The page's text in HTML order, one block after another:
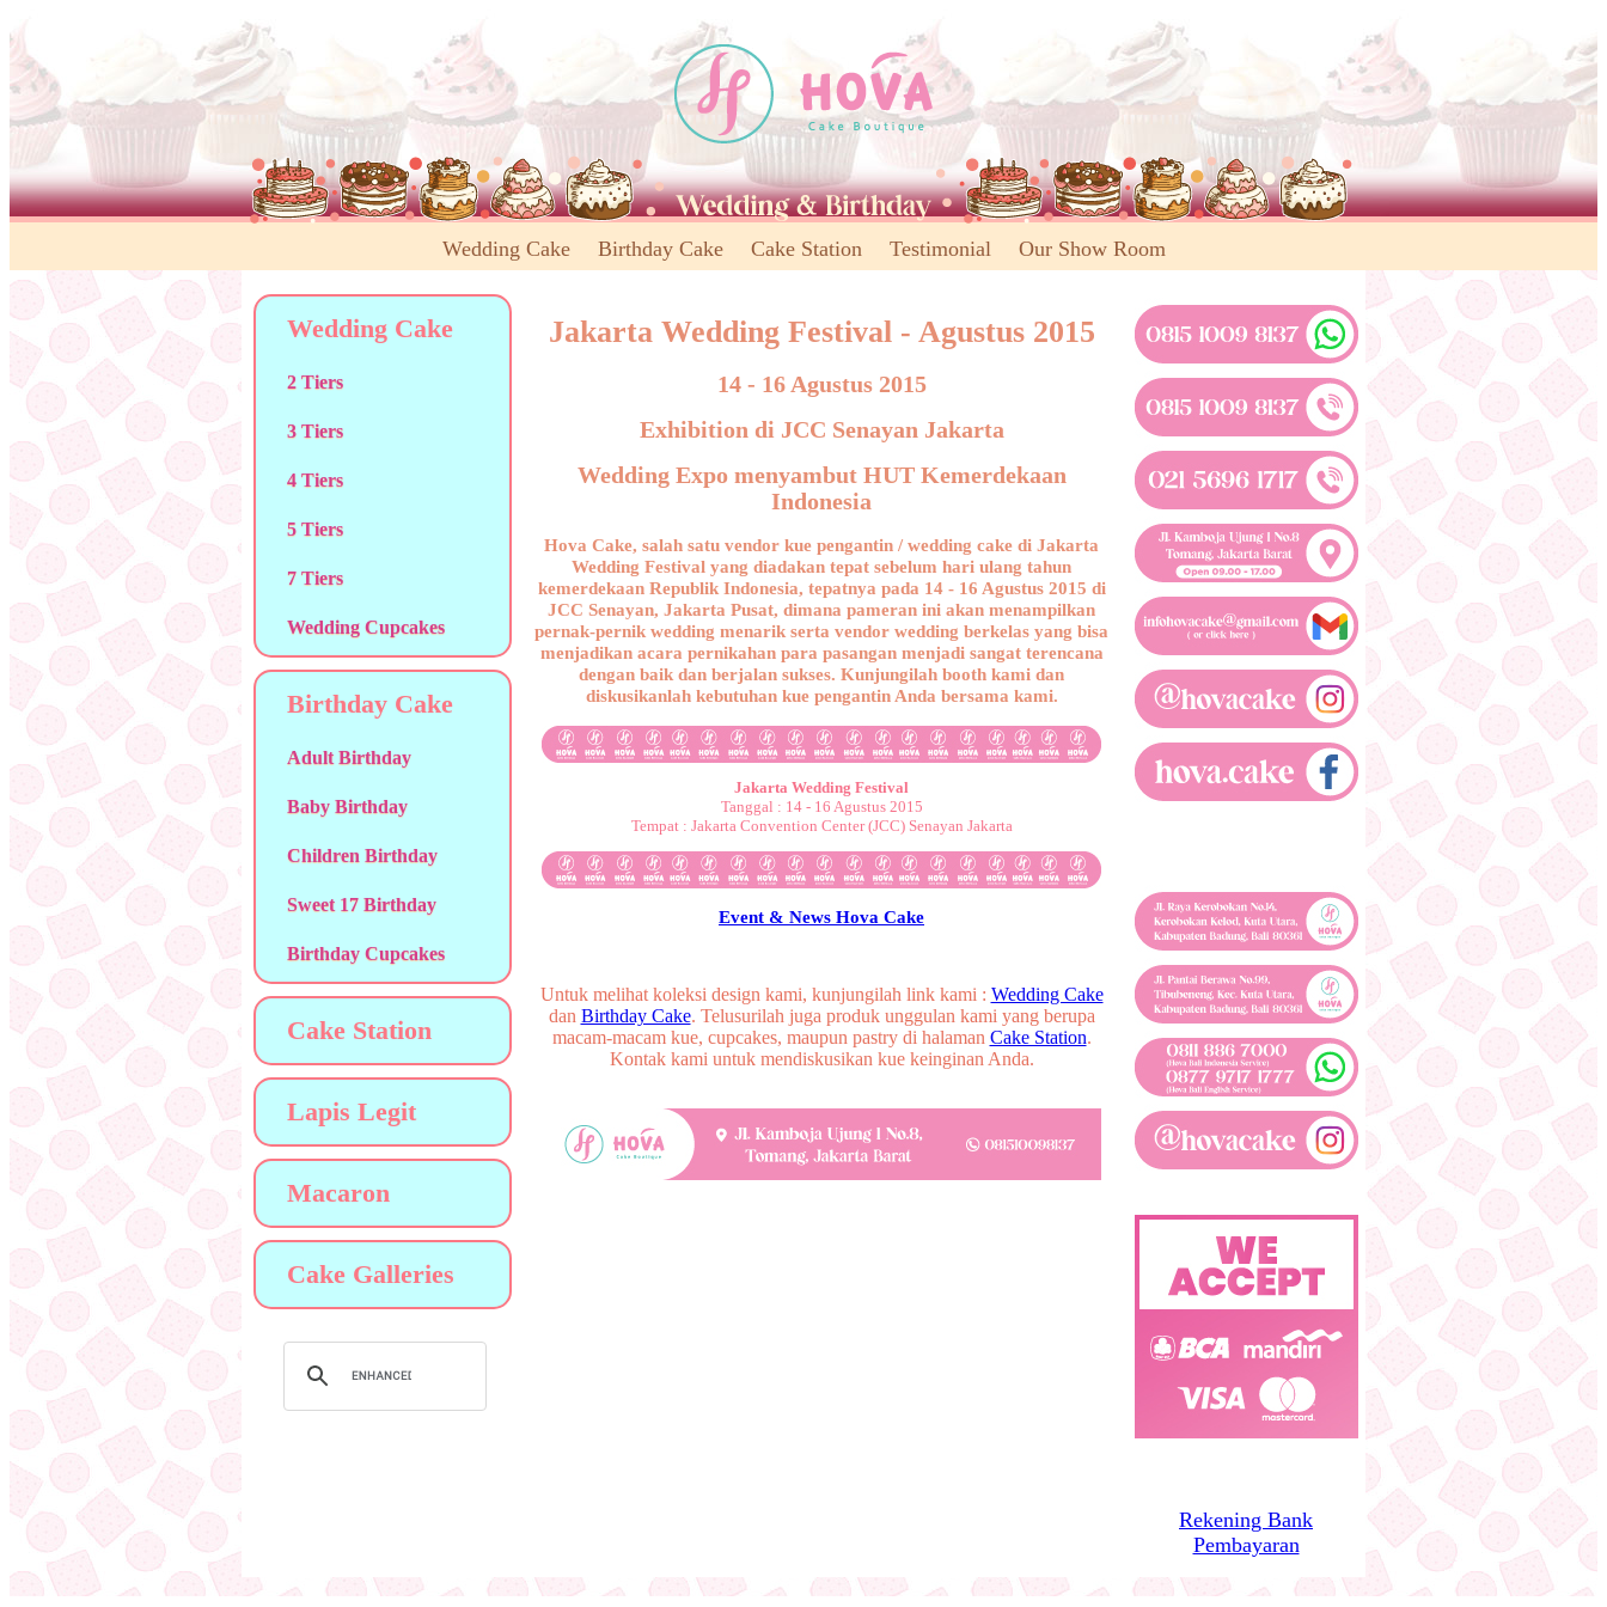
Wedding Cake Birthday Cake Cake Station Testimonial Our Show Room
Wedding Cake
2 Tiers
3 Tiers
4 Tiers
5 Tiers
7 Tiers
Wedding Cupcakes
Birthday Cake
Adult Birthday
Baby Birthday
Children Birthday
Sweet 17 Birthday
Birthday Cupcakes
Cake Station
Lapis Legit
Macaron
Cake Galleries
Jakarta Wedding Festival - Agustus 2015
14 - 16 Agustus 2015
Exhibition di JCC Senayan Jakarta
Wedding Expo menyambut HUT Kemerdekaan
Indonesia
Hova Cake, salah satu vendor kue pengantin / wedding cake di Jakarta
Wedding Festival yang diadakan tepat sebelum hari ulang tahun
kemerdekaan Republik Indonesia, tepatnya pada 14 - 16 Agustus 2015 di
JCC Senayan, Jakarta Pusat, dimana pameran ini akan menampilkan
pernak-pernik wedding menarik serta vendor wedding berkelas yang bisa
menjadikan acara pernikahan para pasangan menjadi sangat terencana
dengan baik dan berjalan sukses. Kunjungilah booth kami dan
diskusikanlah kebutuhan kue pengantin Anda bersama kami.
Jakarta Wedding Festival
Tanggal : 14 - 16 Agustus 2015
Tempat : Jakarta Convention Center (JCC) Senayan Jakarta
Event & News Hova Cake
Untuk melihat koleksi design kami, kunjungilah link kami : Wedding Cake
dan Birthday Cake. Telusurilah juga produk unggulan kami yang berupa
macam-macam kue, cupcakes, maupun pastry di halaman Cake Station.
Kontak kami untuk mendiskusikan kue keinginan Anda.
Rekening Bank
Pembayaran